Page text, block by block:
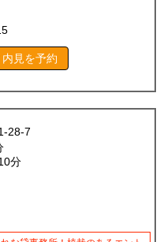
内見を予約
28-7
分